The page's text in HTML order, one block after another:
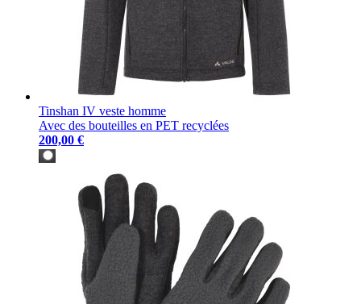
Tinshan IV veste homme
Avec des bouteilles en PET recyclées
200,00 €